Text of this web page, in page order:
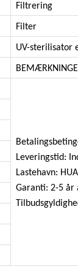
Filtrering
Filter
UV-sterilisator
Leveringstid:
Lastehavn:
Garanti: 2-5